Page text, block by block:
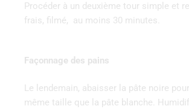
Procéder à un deuxième tour simple et
frais, filmé, au moins 30 minutes.
Façonnage des pains
Le lendemain, abaisser la pâte noire
même taille que la pâte blanche.